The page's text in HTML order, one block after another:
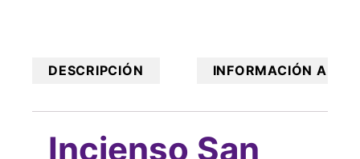
DESCRIPCIÓN INFORMACIÓN
Incienso San